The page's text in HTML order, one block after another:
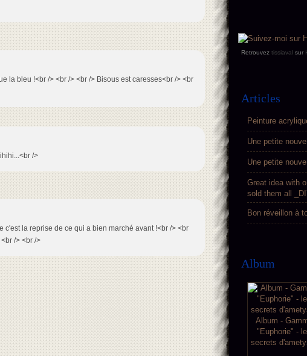
la bleu !<br /> <br /> <br /> Bisous est caresses<br /> <br
/>
c'est la reprise de ce qui a bien marché avant !<br /> <br
/> <br />
Retrouvez tissiaval sur
Articles
Peinture
Une petite
Une petite
Great idea with
sold them all
Bon réveillon à
Album
Album -
"Euphorie" -
secrets